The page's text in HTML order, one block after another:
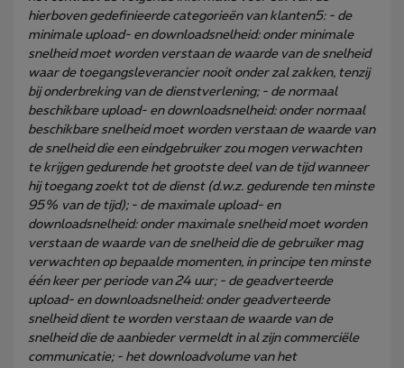
hierboven gedefinieerde categorieën van klanten5: - de
minimale upload- en downloadsnelheid: onder minimale
snelheid moet worden verstaan de waarde van de snelheid
waar de toegangsleverancier nooit onder zal zakken, tenzij
bij onderbreking van de dienstverlening; - de normaal
beschikbare upload- en downloadsnelheid: onder normaal
beschikbare snelheid moet worden verstaan de waarde van
de snelheid die een eindgebruiker zou mogen verwachten
te krijgen gedurende het grootste deel van de tijd wanneer
hij toegang zoekt tot de dienst (d.w.z. gedurende ten minste
95% van de tijd); - de maximale upload- en
downloadsnelheid: onder maximale snelheid moet worden
verstaan de waarde van de snelheid die de gebruiker mag
verwachten op bepaalde momenten, in principe ten minste
één keer per periode van 24 uur; - de geadverteerde
upload- en downloadsnelheid: onder geadverteerde
snelheid dient te worden verstaan de waarde van de
snelheid die de aanbieder vermeldt in al zijn commerciële
communicatie; - het downloadvolume van het